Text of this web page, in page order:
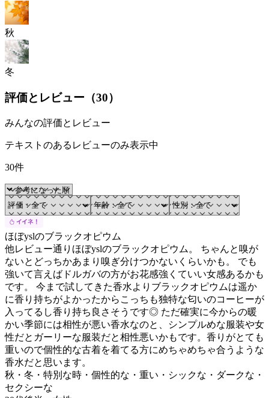
秋
冬
評価とレビュー（30）
みんなの評価とレビュー
テキストのあるレビューのみ表示中
30件
ほぼyslのブラックオピウム
他レビュー通りほぼyslのブラックオピウム。 ちゃんと嗅が
ないとどっちかあまり嗅ぎ分けつかないくらいかも。 でも
強いて言えばドルガバの方がお花感強くていい女感あるかも
です。 今まで試してきた香水よりブラックオピウムは遥か
に香り持ちがよかったからこっちも独特な匂いのコーヒーが
入ってるし香り持ち良さそうです◎ ただ確実に今からの暖
かい季節には相性が悪い香水なのと、シンプルめな服装や女
性だとガーリーな服装だと相性悪いかもです。香りがとても
重いので個性的な古着を着てる方にめちゃめちゃ合うような
香水だと思います。
秋・冬・特別な時・個性的な・重い・シックな・ダークな・
セクシーな